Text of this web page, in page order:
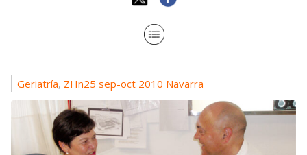
Geriatría, ZHn25 sep-oct 2010 Navarra